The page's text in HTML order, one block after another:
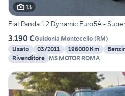
13
Fiat Panda 1.2 Dynamic Euro5A -
3.190 €Guidonia Montecelio(RM)
Usato
03/2011 196000 Km
Rivenditore MS MOTOR ROMA